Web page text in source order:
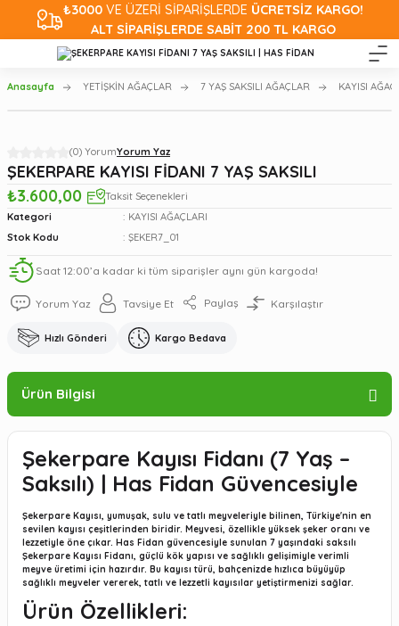
₺3000VE ÜZERİ SİPARİŞLERDE ÜCRETSİZ KARGO!
ALT SİPARİŞLERDE SABİT 200 TL KARGO
Anasayfa YETİŞKİN AĞAÇLAR 7 YAŞ SAKSILI AĞAÇLAR KAYISI
(0) YorumYorum Yaz
ŞEKERPARE KAYISI FİDANI 7 YAŞ SAKSILI
₺3.600,00
Taksit Seçenekleri
Kategori
KAYISI AĞAÇLARI
Stok Kodu
ŞEKER7_01
Saat 12:00’a kadar ki tüm siparişler aynı gün kargoda!
Yorum Yaz Tavsiye Et Paylaş Karşılaştır
Hızlı Gönderi Kargo Bedava
Ürün Bilgisi
Şekerpare Kayısı Fidanı (7 Yaş –
Saksılı) | Has Fidan Güvencesiyle
Şekerpare Kayısı, yumuşak, sulu ve tatlı meyveleriyle bilinen, Türkiye'nin en
sevilen kayısı çeşitlerinden biridir. Meyvesi, özellikle yüksek şeker oranı ve
lezzetiyle öne çıkar. Has Fidan güvencesiyle sunulan 7 yaşındaki saksılı
Şekerpare Kayısı Fidanı, güçlü kök yapısı ve sağlıklı gelişimiyle verimli
meyve üretimi için hazırdır. Bu kayısı türü, bahçenizde hızlıca büyüyüp
sağlıklı meyveler vererek, tatlı ve lezzetli kayısılar yetiştirmenizi sağlar.
Ürün Özellikleri: